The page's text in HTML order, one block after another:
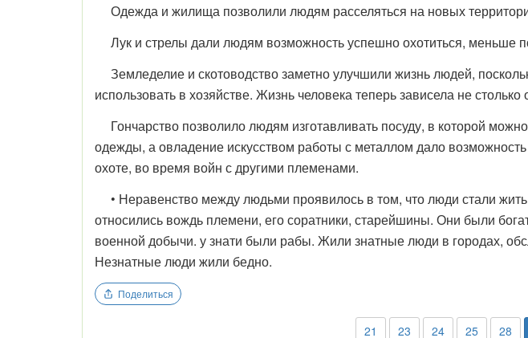
Одежда и жилища позволили людям расселяться на новых
Лук и стрелы дали людям возможность успешно охотиться, меньше
Земледелие и скотоводство заметно улучшили жизнь людей,
использовать в хозяйстве. Жизнь человека теперь зависела не
Гончарство позволило людям изготавливать посуду, в которой
одежды, а овладение искусством работы с металлом дало
охоте, во время войн с другими племенами.
• Неравенство между людьми проявилось в том, что люди стали
относились вождь племени, его соратники, старейшины. Они были
военной добычи. у знати были рабы. Жили знатные люди в городах,
Незнатные люди жили бедно.
Поделиться
21 23 24 25 28